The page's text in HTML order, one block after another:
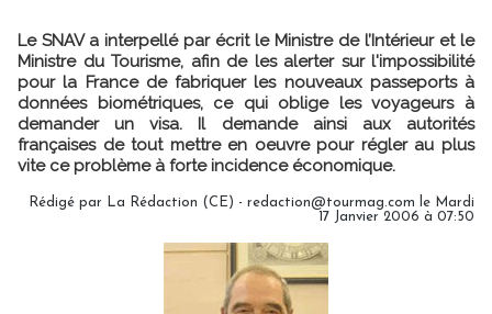
Le SNAV a interpellé par écrit le Ministre de l’Intérieur et le
Ministre du Tourisme, afin de les alerter sur l'impossibilité
pour la France de fabriquer les nouveaux passeports à
données biométriques, ce qui oblige les voyageurs à
demander un visa. Il demande ainsi aux autorités
françaises de tout mettre en oeuvre pour régler au plus
vite ce problème à forte incidence économique.
Rédigé par La Rédaction (CE) - redaction@tourmag.com le Mardi
17 Janvier 2006 à 07:50